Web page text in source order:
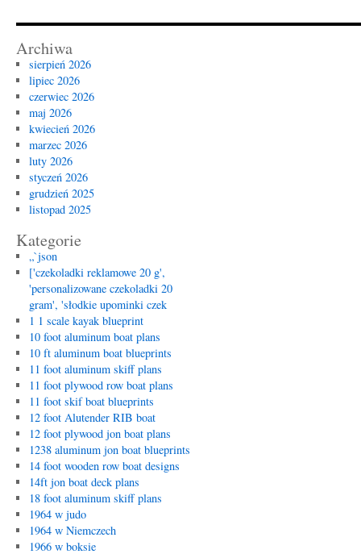
Archiwa
sierpień 2026
lipiec 2026
czerwiec 2026
maj 2026
kwiecień 2026
marzec 2026
luty 2026
styczeń 2026
grudzień 2025
listopad 2025
Kategorie
„`json
['czekoladki reklamowe 20 g',
'personalizowane czekoladki 20
gram', 'słodkie upominki czek
1 1 scale kayak blueprint
10 foot aluminum boat plans
10 ft aluminum boat blueprints
11 foot aluminum skiff plans
11 foot plywood row boat plans
11 foot skif boat blueprints
12 foot Alutender RIB boat
12 foot plywood jon boat plans
1238 aluminum jon boat blueprints
14 foot wooden row boat designs
14ft jon boat deck plans
18 foot aluminum skiff plans
1964 w judo
1964 w Niemczech
1966 w boksie